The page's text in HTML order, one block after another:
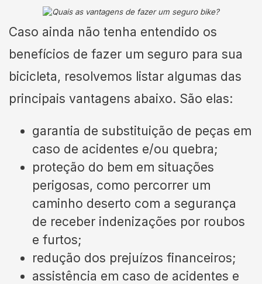
Caso ainda não tenha entendido os
benefícios de fazer um seguro para sua
bicicleta, resolvemos listar algumas das
principais vantagens abaixo. São elas:
garantia de substituição de peças em
caso de acidentes e/ou quebra;
proteção do bem em situações
perigosas, como percorrer um
caminho deserto com a segurança
de receber indenizações por roubos
e furtos;
redução dos prejuízos financeiros;
assistência em caso de acidentes e